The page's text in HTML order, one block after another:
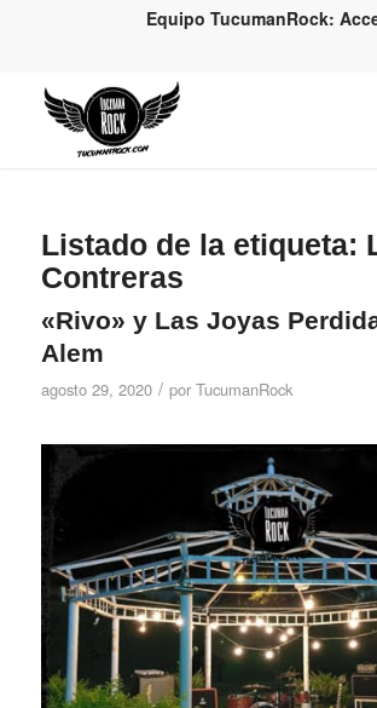
Equipo TucumanRock:
Listado de la etiqueta:
Contreras
«Rivo» y Las Joyas
Alem
agosto 29, 2020 / por TucumanRock